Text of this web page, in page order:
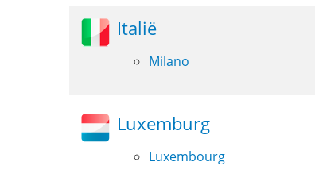
Italië
Milano
Luxemburg
Luxembourg